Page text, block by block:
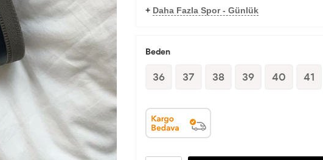
+ Daha Fazla Spor - Günlük
Beden
36 37 38 39 40 41